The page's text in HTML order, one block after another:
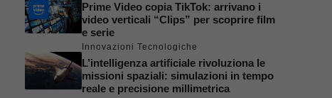
Prime Video copia TikTok: arrivano i
video verticali “Clips” per scoprire film
e serie
Innovazioni Tecnologiche
L’intelligenza artificiale rivoluziona le
missioni spaziali: simulazioni in tempo
reale e precisione millimetrica